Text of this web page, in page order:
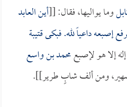
وما يواليها، فقال: [[أين العابد
إصبعه داعياً لله. فبكىقتيبة
إلا هو لإصبعمحمد بن واسع
ومن ألف شابٍ طرير]].